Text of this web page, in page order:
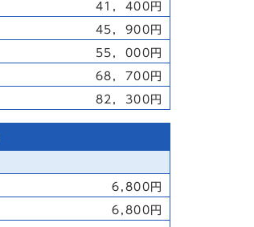
41，400円
45，900円
55，000円
68，700円
82，300円
6,800円
6,800円